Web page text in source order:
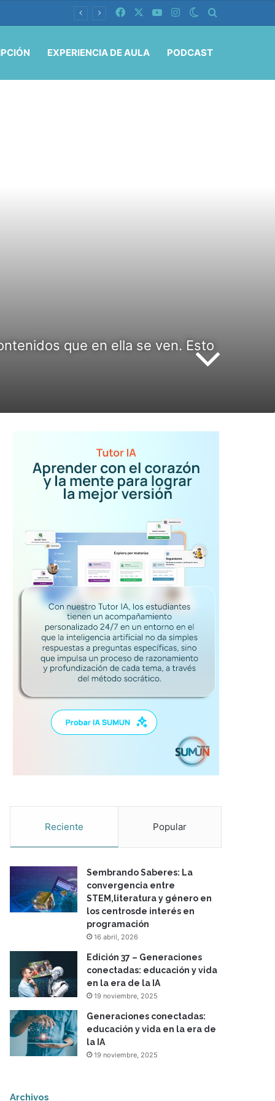
Facebook YouTubeInstagramSwitch skin
EXPERIENCIA DE AULA PODCAST
que en ella se ven. Esto
Reciente Popular
Sembrando Saberes: La
convergencia entre
STEM,literatura y género en
los centrosde interés en
programación
16 abril, 2026
Edición 37 – Generaciones
conectadas: educación y vida
en la era de la IA
19 noviembre, 2025
Generaciones conectadas:
educación y vida en la era de
la IA
19 noviembre, 2025
Archivos